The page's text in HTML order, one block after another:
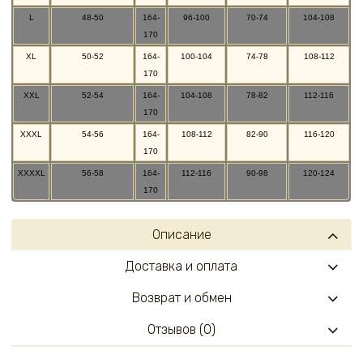
L 48-50
164-
170
96-100 70-74 104-108
XL 50-52
164-
170
100-104 74-78 108-112
XXL 52-54
164-
170
104-108 78-82 112-116
XXXL 54-56
164-
170
108-112 82-90 116-120
XXXXL 56-58
164-
170
112-116 90-98 120-124
Описание
Доставка и оплата
Возврат и обмен
Отзывов (0)